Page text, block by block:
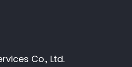
Co., Ltd.